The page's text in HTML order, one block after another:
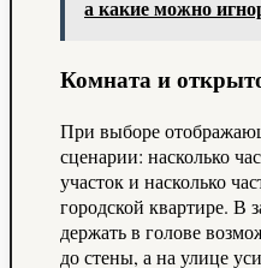
а какие можно
Комната и
При выборе
сценарии: насколько
участок и насколько
городской квартире.
держать в голове
до стены, а на улице